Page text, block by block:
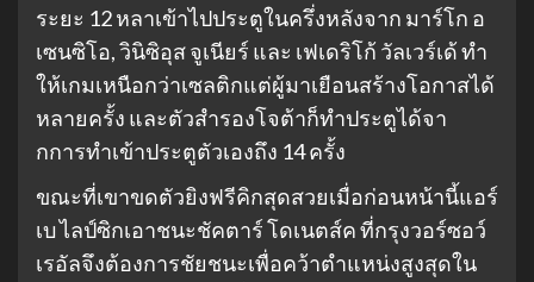
ระยะ 12 หลาเข้าไปประตูในครึ่งหลังจาก มาร์โก อ
เซนซิโอ, วินิซิอุส จูเนียร์ และ เฟเดริโก้ วัลเวร์เด้ ทํา
ให้เกมเหนือกว่าเซลติกแต่ผู้มาเยือนสร้างโอกาสได้
หลายครั้ง และตัวสํารองโจต้าก็ทําประตูได้จา
กการทําเข้าประตูตัวเองถึง 14 ครั้ง
ขณะที่เขาขดตัวยิงฟรีคิกสุดสวยเมื่อก่อนหน้านี้แอร์
เบ ไลป์ซิกเอาชนะชัคตาร์ โดเนตส์ค ที่กรุงวอร์ซอว์
เรอัลจึงต้องการชัยชนะเพื่อคว้าตําแหน่งสูงสุดใน